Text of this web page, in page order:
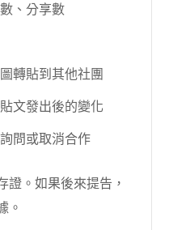
、分享數
轉貼到其他社團
文發出後的變化
問或取消合作
證。如果後來提告，
。